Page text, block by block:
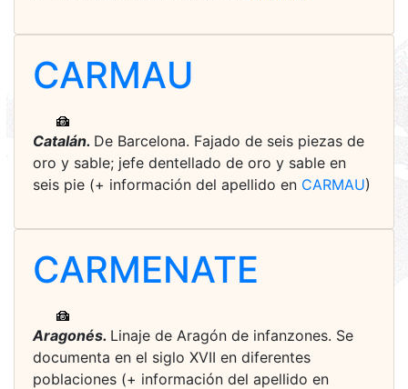
CARMAU
Catalán. De Barcelona. Fajado de seis piezas de
oro y sable; jefe dentellado de oro y sable en
seis pie (+ información del apellido en CARMAU)
CARMENATE
Aragonés. Linaje de Aragón de infanzones. Se
documenta en el siglo XVII en diferentes
poblaciones (+ información del apellido en